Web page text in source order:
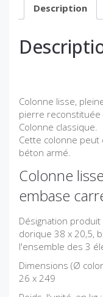
Description
Colonne lisse,
pierre reconstituée
Colonne classique.
Cette colonne
béton armé.
Colonne
embase
Désignation
dorique 38 x 20,5,
l'ensemble des 3
Dimensions (Ø
26 x 249